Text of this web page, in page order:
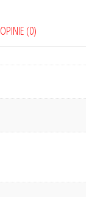
OPINIE (0)